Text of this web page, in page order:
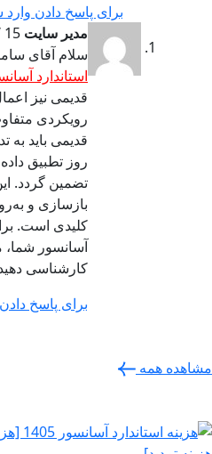
برای پاسخ دادن وارد
مدیر سایت 15 / 07 / 2026
سلام آقای
استاندارد
قدیمی نیز
رویکردی
قدیمی باید به
روز تطبیق
تضمین گردد.
بازسازی و
کلیدی است.
آسانسور شما،
کارشناسی
برای پاسخ
مشاهده همه